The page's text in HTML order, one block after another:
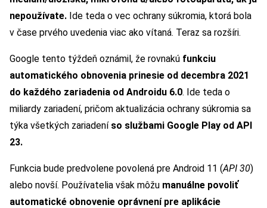
nepoužívate. Ide teda o vec ochrany súkromia, ktorá bola
v čase prvého uvedenia viac ako vítaná. Teraz sa rozšíri.
Google tento týždeň oznámil, že rovnakú funkciu
automatického obnovenia prinesie od decembra 2021
do každého zariadenia od Androidu 6.0. Ide teda o
miliardy zariadení, pričom aktualizácia ochrany súkromia sa
týka všetkých zariadení so službami Google Play od API
23.
Funkcia bude predvolene povolená pre Android 11 (API 30)
alebo novší. Používatelia však môžu manuálne povoliť
automatické obnovenie oprávnení pre aplikácie